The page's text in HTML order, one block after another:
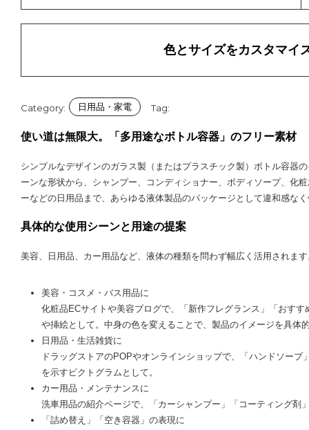
色とサイズをカスタマイ
Category: 日用品・家電 Tag:
使い道は無限大。「多用途なボトル容器」のフリー素材
シンプルなデザインのガラス製（またはプラスチック製）ボトル容器
ーンな形状から、シャンプー、コンディショナー、ボディソープ、化
ーなどの日用品まで、あらゆる液体製品のパッケージとして違和感な
具体的な使用シーンと用途の提案
美容、日用品、カー用品など、液体の種類を問わず幅広く活用されます
美容・コスメ・バス用品に
化粧品ECサイトや美容ブログで、「新作フレグランス」「おす
や挿絵として。中身の色を変えることで、製品のイメージを具体
日用品・生活雑貨に
ドラッグストアのPOPやオンラインショップで、「ハンドソー
を示すピクトグラムとして。
カー用品・メンテナンスに
洗車用品の紹介ページで、「カーシャンプー」「コーティング剤
「詰め替え」「空き容器」の表現に